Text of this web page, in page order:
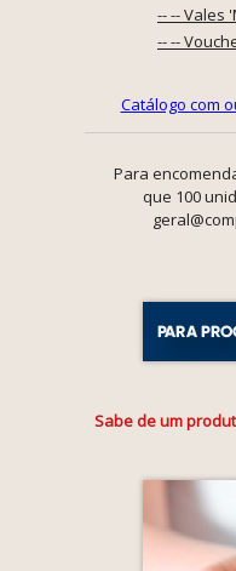
-- -- Vales
-- --
Catálogo com
Para
que 100
Sabe de um